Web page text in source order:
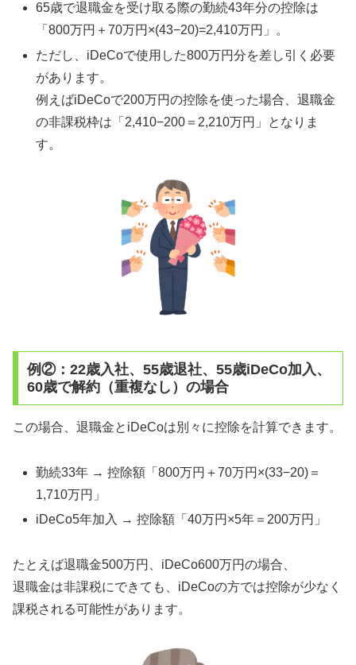
65歳で退職金を受け取る際の勤続43年分の控除は
「800万円＋70万円×(43−20)=2,410万円」。
ただし、iDeCoで使用した800万円分を差し引く必要
があります。
例えばiDeCoで200万円の控除を使った場合、退職金
の非課税枠は「2,410−200＝2,210万円」となりま
す。
例②：22歳入社、55歳退社、55歳iDeCo加入、
60歳で解約（重複なし）の場合
この場合、退職金とiDeCoは別々に控除を計算できます。
勤続33年 → 控除額「800万円＋70万円×(33−20)＝
1,710万円」
iDeCo5年加入 → 控除額「40万円×5年＝200万円」
たとえば退職金500万円、iDeCo600万円の場合、
退職金は非課税にできても、iDeCoの方では控除が少なく
課税される可能性があります。